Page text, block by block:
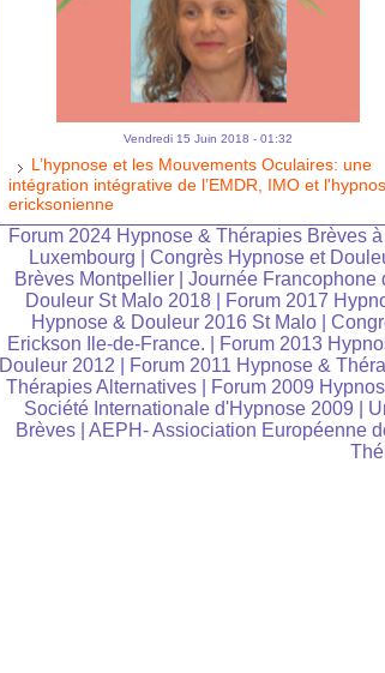
Vendredi 15 Juin 2018 - 01:32
L’hypnose et les Mouvements Oculaires: une
intégration intégrative de l’EMDR, IMO et
ericksonienne
Forum 2024 Hypnose & Thérapies Brèves
Luxembourg
Congrès Hypnose et
Brèves Montpellier
Journée Francophone
Douleur St Malo 2018
Forum 2017
Hypnose & Douleur 2016 St Malo
Erickson Ile-de-France.
Forum 2013
Douleur 2012
Forum 2011 Hypnose &
Thérapies Alternatives
Forum 2009
Société Internationale d'Hypnose 2009
Brèves
AEPH- Assiociation Européenne